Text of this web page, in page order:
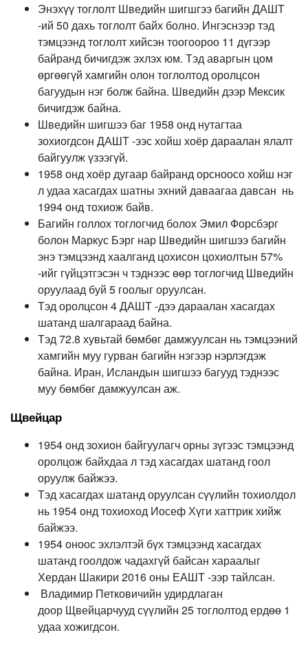
Энэхүү тоглолт Шведийн шигшгээ багийн ДАШТ
-ий 50 дахь тоглолт байх болно. Ингэснээр тэд
тэмцээнд тоглолт хийсэн тоогоороо 11 дүгээр
байранд бичигдэж эхлэх юм. Тэд аваргын цом
өргөөгүй хамгийн олон тоглолтод оролцсон
багуудын нэг болж байна. Шведийн дээр Мексик
бичигдэж байна.
Шведийн шигшээ баг 1958 онд нутагтаа
зохиогдсон ДАШТ -ээс хойш хоёр дараалан ялалт
байгуулж үзээгүй.
1958 онд хоёр дугаар байранд орсноосо хойш нэг
л удаа хасагдах шатны эхний даваагаа давсан нь
1994 онд тохиож байв.
Багийн голлох тоглогчид болох Эмил Форсбэрг
болон Маркус Бэрг нар Шведийн шигшээ багийн
энэ тэмцээнд хаалганд цохисон цохиолтын 57%
-ийг гүйцэтгэсэн ч тэднээс өөр тоглогчид Шведийн
оруулаад буй 5 гоолыг оруулсан.
Тэд оролцсон 4 ДАШТ -дээ дараалан хасагдах
шатанд шалгараад байна.
Тэд 72.8 хувьтай бөмбөг дамжуулсан нь тэмцээний
хамгийн муу гурван багийн нэгээр нэрлэгдэж
байна. Иран, Исландын шигшээ багууд тэднээс
муу бөмбөг дамжуулсан аж.
Щвейцар
1954 онд зохион байгуулагч орны зүгээс тэмцээнд
оролцож байхдаа л тэд хасагдах шатанд гоол
оруулж байжээ.
Тэд хасагдах шатанд оруулсан сүүлийн тохиолдол
нь 1954 онд тохиоход Иосеф Хүги хаттрик хийж
байжээ.
1954 оноос эхлэлтэй бүх тэмцээнд хасагдах
шатанд гоолдож чадахгүй байсан хараалыг
Хердан Шакири 2016 оны ЕАШТ -ээр тайлсан.
Владимир Петковичийн удирдлаган
доор Щвейцарчууд сүүлийн 25 тоглолтод ердөө 1
удаа хожигдсон.